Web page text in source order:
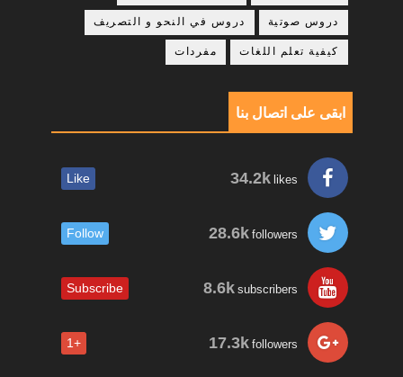
دروس صوتية دروس في النحو و التصريف
كيفية تعلم اللغات مفردات
ابقى على اتصال بنا
34.2klikes
Like
28.6kfollowers
Follow
8.6ksubscribers
Subscribe
17.3kfollowers
+1